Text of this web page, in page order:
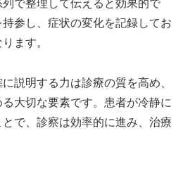
で整理して伝えると効果的で
参し、症状の変化を記録してお
ます。
説明する力は診療の質を高め、
大切な要素です。患者が冷静に
で、診察は効率的に進み、治療